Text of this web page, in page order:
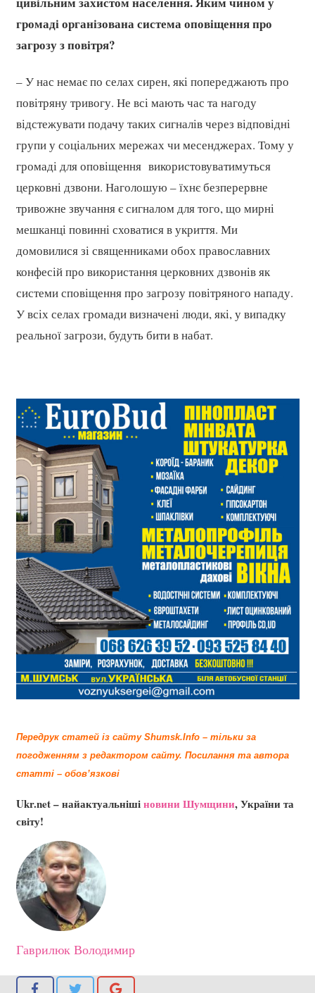
громаді організована система оповіщення про
загрозу з повітря?
– У нас немає по селах сирен, які попереджають про
повітряну тривогу. Не всі мають час та нагоду
відстежувати подачу таких сигналів через відповідні
групи у соціальних мережах чи месенджерах. Тому у
громаді для оповіщення використовуватимуться
церковні дзвони. Наголошую – їхнє безперервне
тривожне звучання є сигналом для того, що мирні
мешканці повинні сховатися в укриття. Ми
домовилися зі священниками обох православних
конфесій про використання церковних дзвонів як
системи сповіщення про загрозу повітряного нападу.
У всіх селах громади визначені люди, які, у випадку
реальної загрози, будуть бити в набат.
Передрук статей із сайту Shumsk.Info – тільки за
погодженням з редактором сайту. Посилання та автора
статті – обов’язкові
Ukr.net – найактуальнішіновини Шумщини, України та
світу!
Гаврилюк Володимир